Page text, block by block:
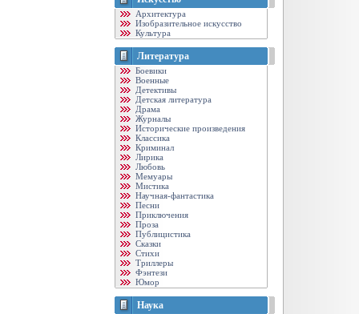
Архитектура
Изобразительное искусство
Культура
Литература
Боевики
Военные
Детективы
Детская литература
Драма
Журналы
Исторические произведения
Классика
Криминал
Лирика
Любовь
Мемуары
Мистика
Научная-фантастика
Песни
Приключения
Проза
Публицистика
Сказки
Стихи
Триллеры
Фэнтези
Юмор
Наука